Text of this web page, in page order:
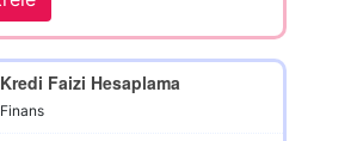
Kredi Faizi Hesaplama
Finans